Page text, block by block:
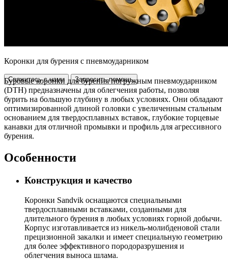
Коронки для бурения с пневмоударником
Свяжитесь с нами Запросить помощь
Буровые коронки для бурения погружным пневмоударником
(DTH) предназначены для облегчения работы, позволяя
бурить на большую глубину в любых условиях. Они обладают
оптимизированной длиной головки с увеличенным стальным
основанием для твердосплавных вставок, глубокие торцевые
канавки для отличной промывки и профиль для агрессивного
бурения.
Особенности
Конструкция и качество
Коронки Sandvik оснащаются специальными
твердосплавными вставками, созданными для
длительного бурения в любых условиях горной добычи.
Корпус изготавливается из никель-молибденовой стали
прецизионной закалки и имеет специальную геометрию
для более эффективного породоразрушения и
облегчения выноса шлама.